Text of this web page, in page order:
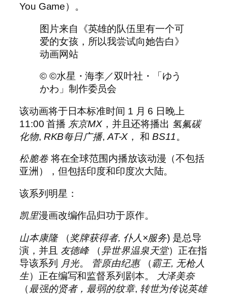
You Game）。
图片来自《英雄的队伍里有一个可
爱的女孩，所以我尝试向她告白》
动画网站
© ©水星・海李／双叶社・「ゆう
かわ」制作委员会
该动画将于日本标准时间 1 月 6 日晚上
11:00 首播 东京MX，并且还将播出 氢氟碳
化物, RKB每日广播, AT-X ， 和 BS11。
松脆卷将在全球范围内播放该动漫（不包括
亚洲），但包括印度和印度次大陆。
该系列明星：
凯里漫画改编作品归功于原作。
山本康隆（奖牌获得者, 仆人×服务) 是总导
演，并且 友德峰（异世界温泉天堂）正在指
导该系列
月光。 菅原由纪惠（霸王, 无枪人
生）正在编写和监督系列剧本。
大泽美奈
（ 最强的贤者，最弱的纹章, 转世为传说英雄